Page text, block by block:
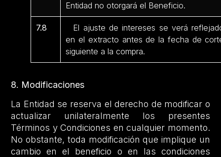
Entidad no otorgará el Beneficio.
7.8
El ajuste de intereses se verá
en el extracto antes de la fecha de
siguiente a la compra.
8. Modificaciones
La Entidad se reserva el derecho de modificar o
actualizar unilateralmente los presentes
Términos y Condiciones en cualquier momento.
No obstante, toda modificación que implique un
cambio en el beneficio o en las condiciones